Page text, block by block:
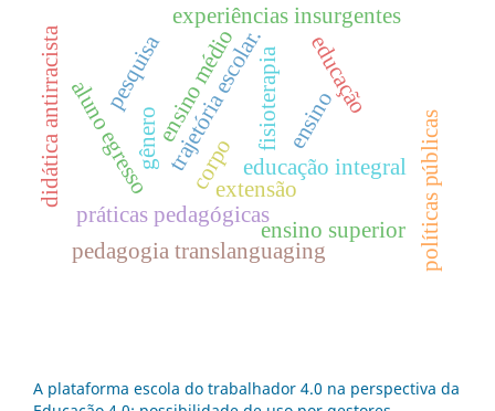
educação
corpo
ensino
pesquisa
extensão
práticas pedagógicas
didática antirracista
experiências insurgentes
educação integral políticas públicas
trajetória escolar.
ensino superior
aluno egresso fisioterapia
pedagogia translanguaging
gêneroensino médio
A plataforma escola do trabalhador 4.0 na perspectiva da